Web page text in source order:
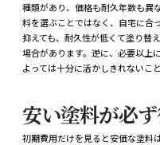
種類があり、価格も耐久年数も異
料を選ぶことではなく、自宅に合
抑えても、耐久性が低くて塗り替
場合があります。逆に、必要以上
よっては十分に活かしきれないこ
安い塗料が必
初期費用だけを見ると安価な塗料